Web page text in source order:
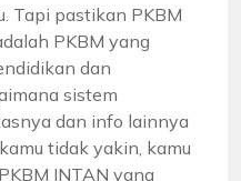
Tapi pastikan PKBM
PKBM yang
dan
sistem
dan info lainnya
tidak yakin, kamu
INTAN yang